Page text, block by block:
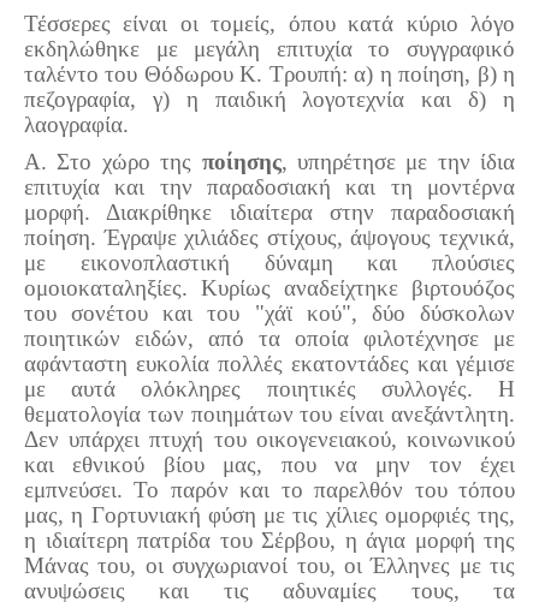
Τέσσερες είναι οι τομείς, όπου κατά κύριο λόγο
εκδηλώθηκε με μεγάλη επιτυχία το συγγραφικό
ταλέντο του Θόδωρου Κ. Τρουπή: α) η ποίηση, β) η
πεζογραφία, γ) η παιδική λογοτεχνία και δ) η
λαογραφία.
Α. Στο χώρο της ποίησης, υπηρέτησε με την ίδια
επιτυχία και την παραδοσιακή και τη μοντέρνα
μορφή. Διακρίθηκε ιδιαίτερα στην παραδοσιακή
ποίηση. Έγραψε χιλιάδες στίχους, άψογους τεχνικά,
με εικονοπλαστική δύναμη και πλούσιες
ομοιοκαταληξίες. Κυρίως αναδείχτηκε βιρτουόζος
του σονέτου και του "χάϊ κού", δύο δύσκολων
ποιητικών ειδών, από τα οποία φιλοτέχνησε με
αφάνταστη ευκολία πολλές εκατοντάδες και γέμισε
με αυτά ολόκληρες ποιητικές συλλογές. Η
θεματολογία των ποιημάτων του είναι ανεξάντλητη.
Δεν υπάρχει πτυχή του οικογενειακού, κοινωνικού
και εθνικού βίου μας, που να μην τον έχει
εμπνεύσει. Το παρόν και το παρελθόν του τόπου
μας, η Γορτυνιακή φύση με τις χίλιες ομορφιές της,
η ιδιαίτερη πατρίδα του Σέρβου, η άγια μορφή της
Μάνας του, οι συγχωριανοί του, οι Έλληνες με τις
ανυψώσεις και τις αδυναμίες τους, τα